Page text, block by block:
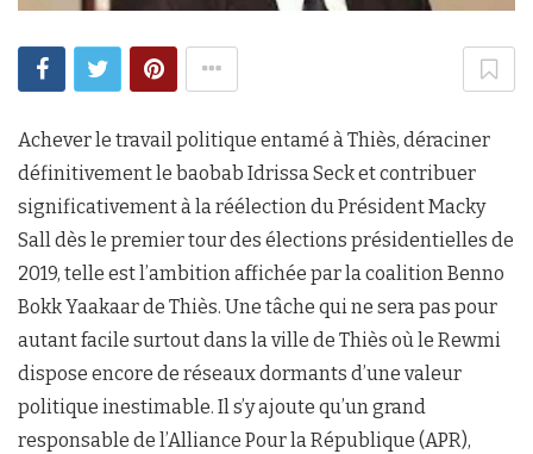
Achever le travail politique entamé à Thiès, déraciner
définitivement le baobab Idrissa Seck et contribuer
significativement à la réélection du Président Macky
Sall dès le premier tour des élections présidentielles de
2019, telle est l’ambition affichée par la coalition Benno
Bokk Yaakaar de Thiès. Une tâche qui ne sera pas pour
autant facile surtout dans la ville de Thiès où le Rewmi
dispose encore de réseaux dormants d’une valeur
politique inestimable. Il s’y ajoute qu’un grand
responsable de l’Alliance Pour la République (APR),